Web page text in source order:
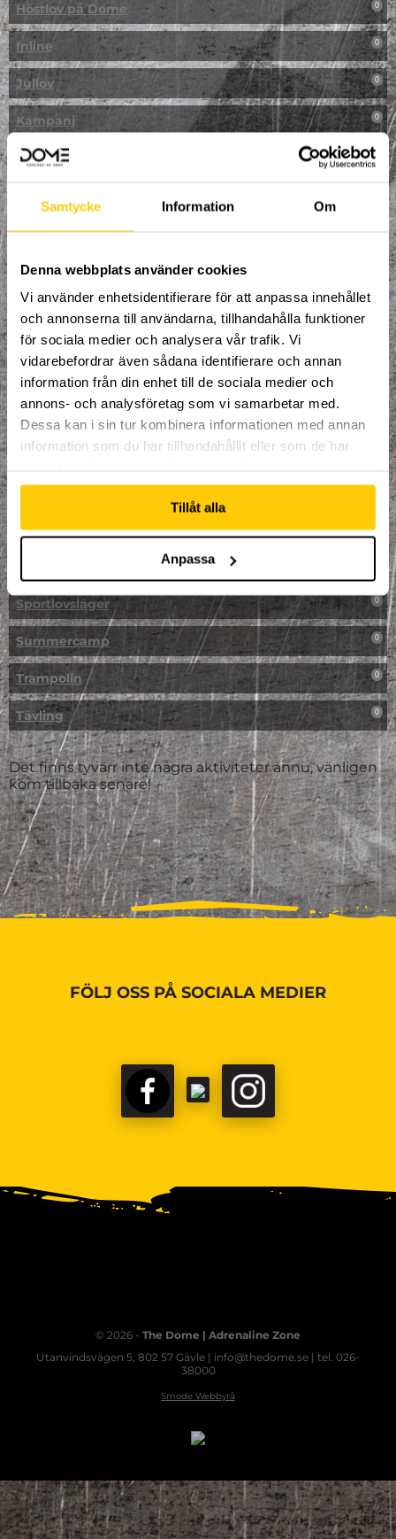
Samtycke Information Om
Denna webbplats använder cookies
Vi använder enhetsidentifierare för att anpassa innehållet
och annonserna till användarna, tillhandahålla funktioner
för sociala medier och analysera vår trafik. Vi
vidarebefordrar även sådana identifierare och annan
information från din enhet till de sociala medier och
annons- och analysföretag som vi samarbetar med.
Dessa kan i sin tur kombinera informationen med annan
information som du har tillhandahållit eller som de har
Tillåt alla
Anpassa
Höstlov på Dome 0
Inline 0
Jullov 0
Kampanj 0
Kickbike 0
Klättring
LAN
Multisport
Mässa
NPF-Träning
Parkour
Påsk på Dome
Påsklovsläger 0
Skateboard 0
Sportlovsläger 0
Summercamp 0
Trampolin 0
Tävling 0
Det finns tyvärr inte några aktiviteter ännu, vänligen
kom tillbaka senare!
FÖLJ OSS PÅ SOCIALA MEDIER
© 2026 - The Dome | Adrenaline Zone
Utanvindsvägen 5, 802 57 Gävle | info@thedome.se | tel. 026-
38000
Smode Webbyrå